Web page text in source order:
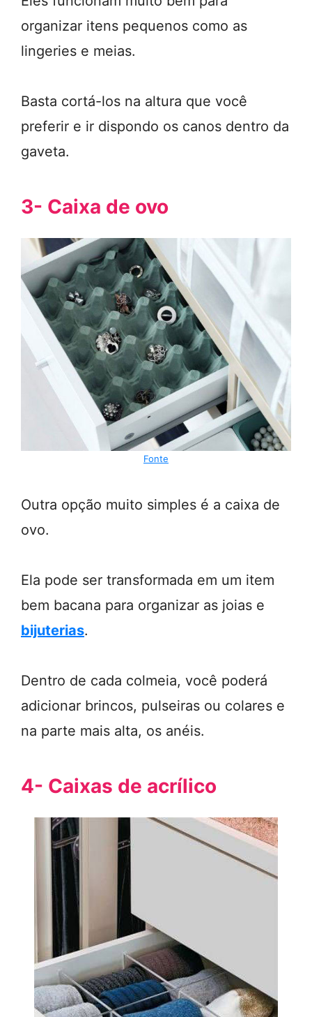
organizar itens pequenos como as
lingeries e meias.
Basta cortá-los na altura que você
preferir e ir dispondo os canos dentro da
gaveta.
3- Caixa de ovo
Fonte
Outra opção muito simples é a caixa de
ovo.
Ela pode ser transformada em um item
bem bacana para organizar as joias e
bijuterias.
Dentro de cada colmeia, você poderá
adicionar brincos, pulseiras ou colares e
na parte mais alta, os anéis.
4- Caixas de acrílico